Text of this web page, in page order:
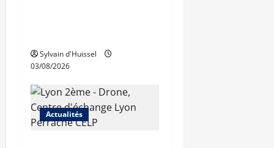
Sylvain d'Huissel
03/08/2026
Actualités